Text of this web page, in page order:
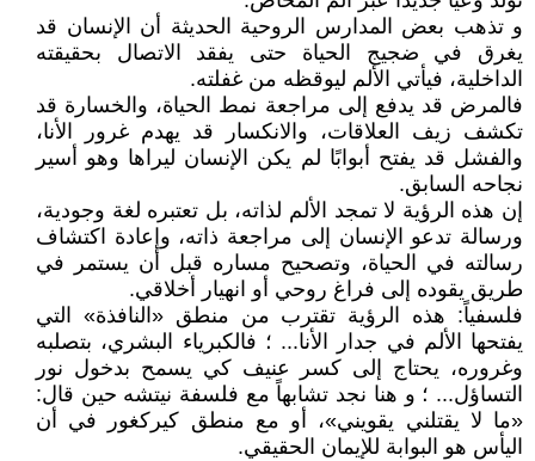
و تذهب بعض المدارس الروحية الحديثة أن الإنسان قد
يغرق في ضجيج الحياة حتى يفقد الاتصال بحقيقته
الداخلية، فيأتي الألم ليوقظه من غفلته.
فالمرض قد يدفع إلى مراجعة نمط الحياة، والخسارة قد
تكشف زيف العلاقات، والانكسار قد يهدم غرور الأنا،
والفشل قد يفتح أبوابًا لم يكن الإنسان ليراها وهو أسير
نجاحه السابق.
إن هذه الرؤية لا تمجد الألم لذاته، بل تعتبره لغة وجودية،
ورسالة تدعو الإنسان إلى مراجعة ذاته، وإعادة اكتشاف
رسالته في الحياة، وتصحيح مساره قبل أن يستمر في
طريق يقوده إلى فراغ روحي أو انهيار أخلاقي.
فلسفياً: هذه الرؤية تقترب من منطق «النافذة» التي
يفتحها الألم في جدار الأنا... ؛ فالكبرياء البشري، بتصلبه
وغروره، يحتاج إلى كسر عنيف كي يسمح بدخول نور
التساؤل... ؛ و هنا نجد تشابهاً مع فلسفة نيتشه حين قال:
«ما لا يقتلني يقويني»، أو مع منطق كيركغور في أن
اليأس هو البوابة للإيمان الحقيقي.